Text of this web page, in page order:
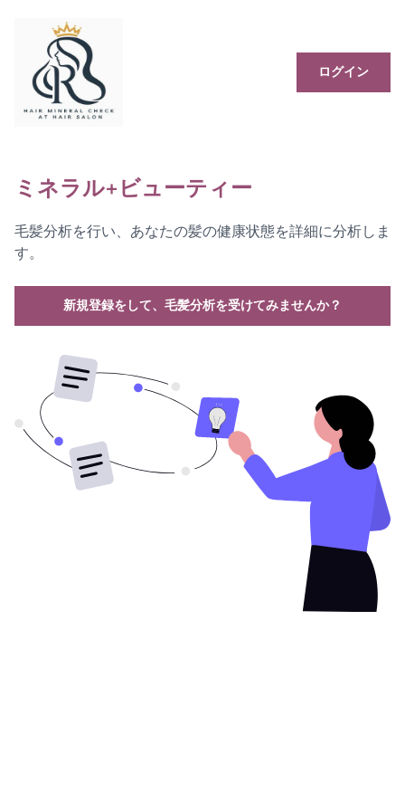
ログイン
ミネラル+ビューティー
毛髪分析を行い、あなたの髪の健康状態を詳細に分析しま
す。
新規登録をして、毛髪分析を受けてみませんか？